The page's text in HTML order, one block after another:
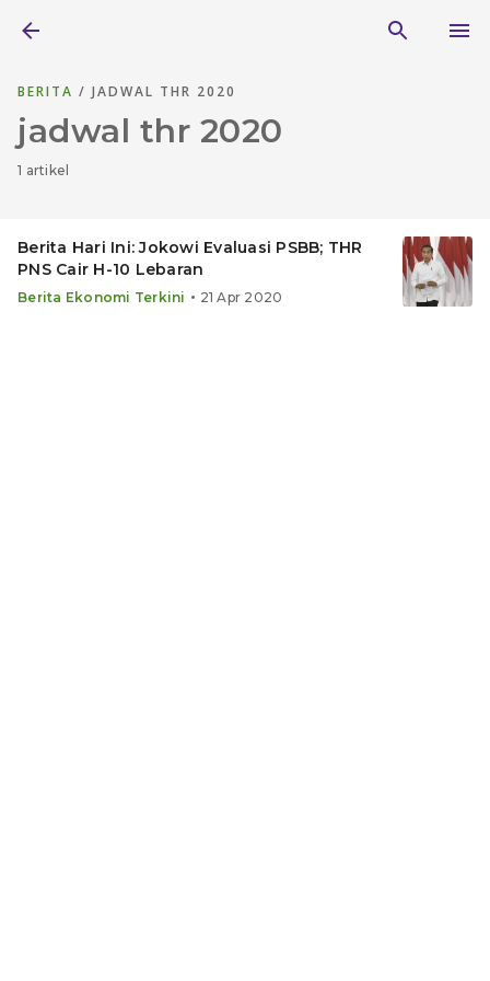
BERITA / JADWAL THR 2020
jadwal thr 2020
1 artikel
Berita Hari Ini: Jokowi Evaluasi PSBB; THR
PNS Cair H-10 Lebaran
Berita Ekonomi Terkini • 21 Apr 2020